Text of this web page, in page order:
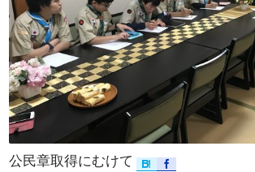
公民章取得にむけて